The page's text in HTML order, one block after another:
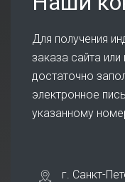
Для получения
заказа сайта или
достаточно
электронное
указанному
г. Санкт-